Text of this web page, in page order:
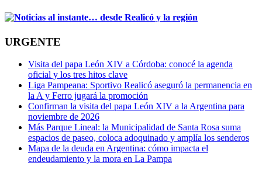
URGENTE
Visita del papa León XIV a Córdoba: conocé la agenda
oficial y los tres hitos clave
Liga Pampeana: Sportivo Realicó aseguró la permanencia en
la A y Ferro jugará la promoción
Confirman la visita del papa León XIV a la Argentina para
noviembre de 2026
Más Parque Lineal: la Municipalidad de Santa Rosa suma
espacios de paseo, coloca adoquinado y amplía los senderos
Mapa de la deuda en Argentina: cómo impacta el
endeudamiento y la mora en La Pampa